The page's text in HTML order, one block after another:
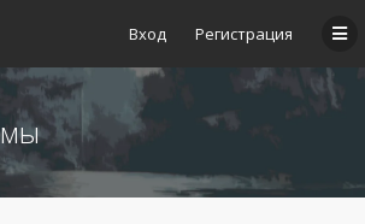
Вход Регистрация